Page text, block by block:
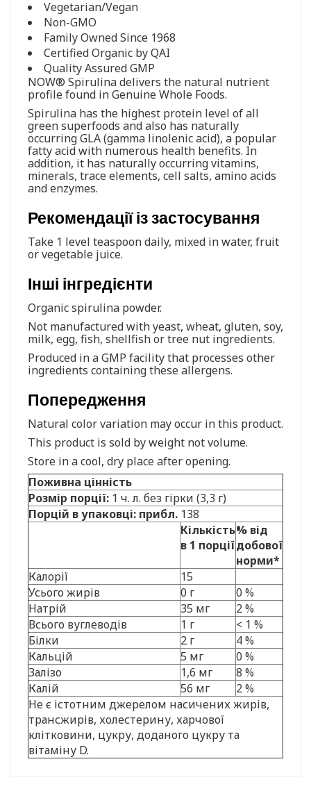
Vegetarian/Vegan
Non-GMO
Family Owned Since 1968
Certified Organic by QAI
Quality Assured GMP
NOW® Spirulina delivers the natural nutrient
profile found in Genuine Whole Foods.
Spirulina has the highest protein level of all
green superfoods and also has naturally
occurring GLA (gamma linolenic acid), a popular
fatty acid with numerous health benefits. In
addition, it has naturally occurring vitamins,
minerals, trace elements, cell salts, amino acids
and enzymes.
Рекомендації із застосування
Take 1 level teaspoon daily, mixed in water, fruit
or vegetable juice.
Інші інгредієнти
Organic spirulina powder.
Not manufactured with yeast, wheat, gluten, soy,
milk, egg, fish, shellfish or tree nut ingredients.
Produced in a GMP facility that processes other
ingredients containing these allergens.
Попередження
Natural color variation may occur in this product.
This product is sold by weight not volume.
Store in a cool, dry place after opening.
Поживна цінність
Розмір порції: 1 ч. л. без гірки (3,3 г)
Порцій в упаковці: прибл. 138
Кількість
в 1 порції
% від
добової
норми*
Калорії
15
Усього жирів
0 г
0 %
Натрій
35 мг
2 %
Всього вуглеводів
1 г
< 1 %
Білки
2 г
4 %
Кальцій
5 мг
0 %
Залізо
1,6 мг
8 %
Калій
56 мг
2 %
Не є істотним джерелом насичених жирів,
трансжирів, холестерину, харчової
клітковини, цукру, доданого цукру та
вітаміну D.